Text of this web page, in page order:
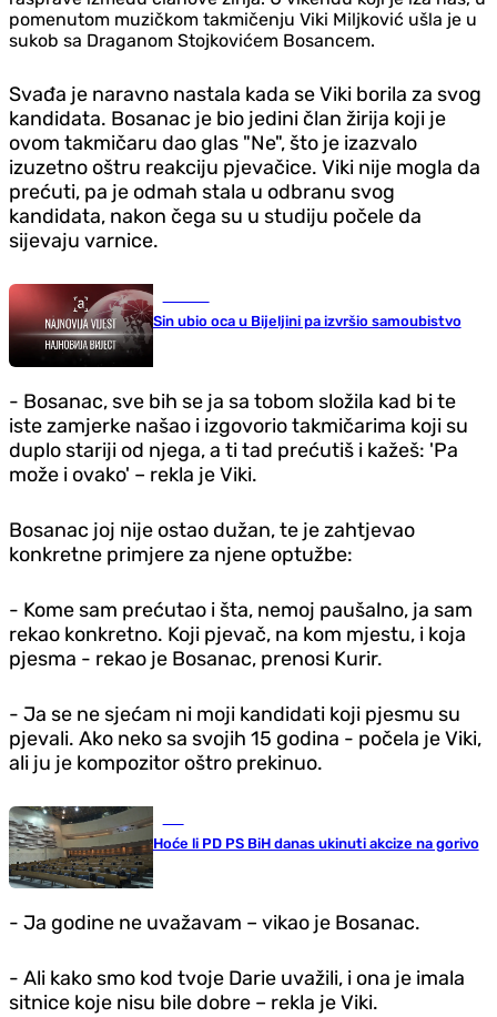
pomenutom muzičkom takmičenju Viki Miljković ušla je u
sukob sa Draganom Stojkovićem Bosancem.
Svađa je naravno nastala kada se Viki borila za svog
kandidata. Bosanac je bio jedini član žirija koji je
ovom takmičaru dao glas "Ne", što je izazvalo
izuzetno oštru reakciju pjevačice. Viki nije mogla da
prećuti, pa je odmah stala u odbranu svog
kandidata, nakon čega su u studiju počele da
sijevaju varnice.
Sin ubio oca u Bijeljini pa izvršio samoubistvo
- Bosanac, sve bih se ja sa tobom složila kad bi te
iste zamjerke našao i izgovorio takmičarima koji su
duplo stariji od njega, a ti tad prećutiš i kažeš: 'Pa
može i ovako' – rekla je Viki.
Bosanac joj nije ostao dužan, te je zahtjevao
konkretne primjere za njene optužbe:
- Kome sam prećutao i šta, nemoj paušalno, ja sam
rekao konkretno. Koji pjevač, na kom mjestu, i koja
pjesma - rekao je Bosanac, prenosi Kurir.
- Ja se ne sjećam ni moji kandidati koji pjesmu su
pjevali. Ako neko sa svojih 15 godina - počela je Viki,
ali ju je kompozitor oštro prekinuo.
Hoće li PD PS BiH danas ukinuti akcize na gorivo
- Ja godine ne uvažavam – vikao je Bosanac.
- Ali kako smo kod tvoje Darie uvažili, i ona je imala
sitnice koje nisu bile dobre – rekla je Viki.